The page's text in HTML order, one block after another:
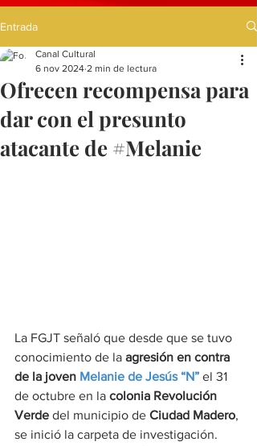
Entrada
Ofrecen recompensa para
dar con el presunto
atacante de #Melanie
Canal Cultural
6 nov 2024 2 min de lectura
La FGJT señaló que desde que se tuvo
conocimiento de la agresión en contra
de la joven Melanie de Jesús “N” el 31
de octubre en la colonia Revolución
Verde del municipio de Ciudad Madero,
se inició la carpeta de investigación.